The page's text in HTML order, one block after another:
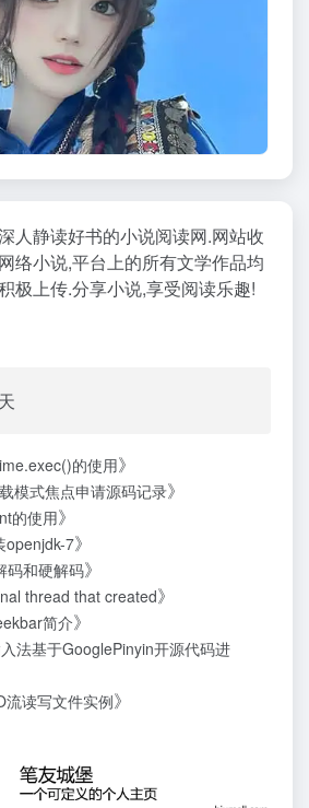
人静读好书的小说阅读网.网站收
络小说,平台上的所有文学作品均
极上传.分享小说,享受阅读乐趣!
的使用》
模式焦点申请源码记录》
的使用》
openjdk-7》
码和硬解码》
thread that created》
简介》
法基于GooglePinyin开源代码进
流读写文件实例》